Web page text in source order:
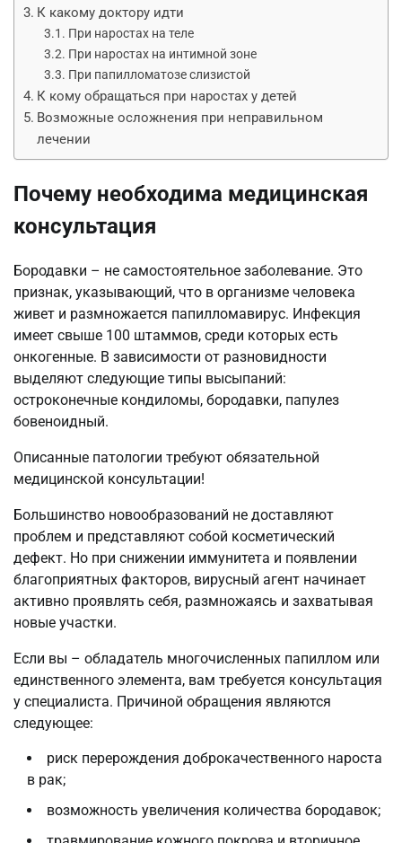
К какому доктору идти
При наростах на теле
При наростах на интимной зоне
При папилломатозе слизистой
К кому обращаться при наростах у детей
Возможные осложнения при неправильном
лечении
Почему необходима медицинская
консультация
Бородавки – не самостоятельное заболевание. Это
признак, указывающий, что в организме человека
живет и размножается папилломавирус. Инфекция
имеет свыше 100 штаммов, среди которых есть
онкогенные. В зависимости от разновидности
выделяют следующие типы высыпаний:
остроконечные кондиломы, бородавки, папулез
бовеноидный.
Описанные патологии требуют обязательной
медицинской консультации!
Большинство новообразований не доставляют
проблем и представляют собой косметический
дефект. Но при снижении иммунитета и появлении
благоприятных факторов, вирусный агент начинает
активно проявлять себя, размножаясь и захватывая
новые участки.
Если вы – обладатель многочисленных папиллом или
единственного элемента, вам требуется консультация
у специалиста. Причиной обращения являются
следующее:
риск перерождения доброкачественного нароста
в рак;
возможность увеличения количества бородавок;